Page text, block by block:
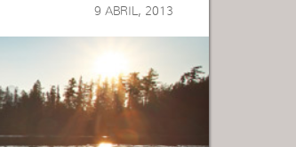
9 ABRIL, 2013